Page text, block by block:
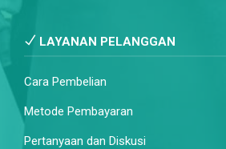
LAYANAN PELANGGAN
Cara Pembelian
Metode Pembayaran
Pertanyaan dan Diskusi